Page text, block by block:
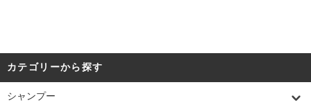
カテゴリーから探す
シャンプー